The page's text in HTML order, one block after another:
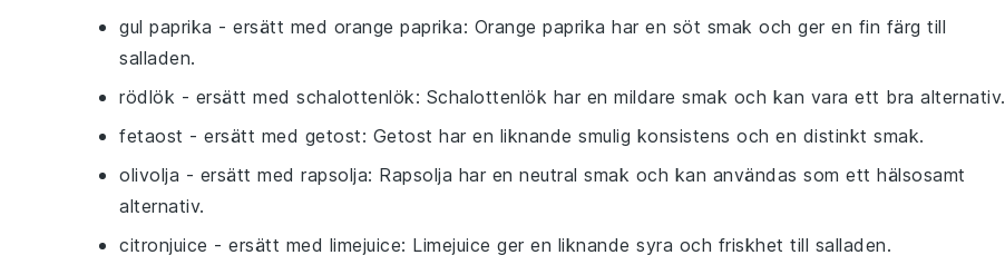
gul paprika - ersätt med orange paprika: Orange paprika har en söt smak och ger en fin färg till
salladen.
rödlök - ersätt med schalottenlök: Schalottenlök har en mildare smak och kan vara ett bra alternativ.
fetaost - ersätt med getost: Getost har en liknande smulig konsistens och en distinkt smak.
olivolja - ersätt med rapsolja: Rapsolja har en neutral smak och kan användas som ett hälsosamt
alternativ.
citronjuice - ersätt med limejuice: Limejuice ger en liknande syra och friskhet till salladen.